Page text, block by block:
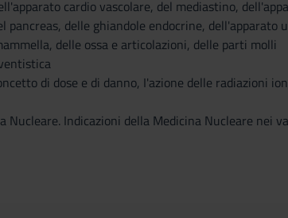
cardio vascolare, del mediastino,
pancreas, delle ghiandole endocrine,
delle ossa e articolazioni, delle parti molli
di dose e di danno, I'azione delle radiazioni
Nucleare. Indicazioni della Medicina Nucleare nei